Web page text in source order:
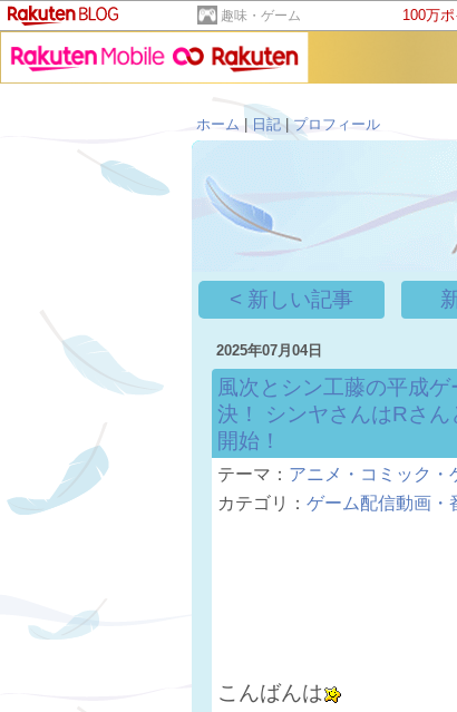
趣味・ゲーム 100万
ホーム | 日記|プロフィール
< 新しい記事
2025年07月04日
風次とシン工藤の平成
決！ シンヤさんはRさ
開始！
テーマ： アニメ・コミック・
カテゴリ：ゲーム配信動画・
こんばんは